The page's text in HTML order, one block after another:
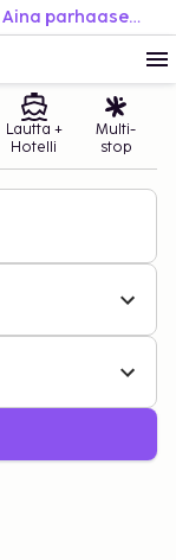
Varaa helposti. Matkusta joustavasti. Aina parhaaseen hintaan.
Lautta +
Hotelli
Multi-
stop